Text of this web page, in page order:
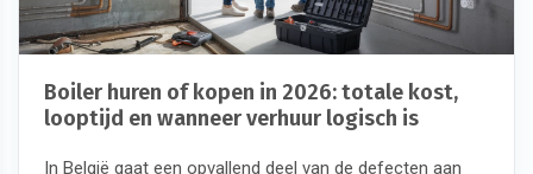
Boiler huren of kopen in 2026: totale kost,
looptijd en wanneer verhuur logisch is
In België gaat een opvallend deel van de defecten aan